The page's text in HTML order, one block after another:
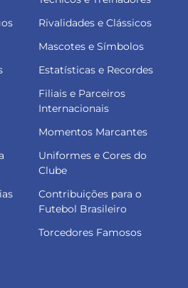
Rivalidades e Clássicos
Mascotes e Símbolos
Estatísticas e Recordes
Filiais e Parceiros
Internacionais
Momentos Marcantes
Uniformes e Cores do
Clube
Contribuições para o
Futebol Brasileiro
Torcedores Famosos